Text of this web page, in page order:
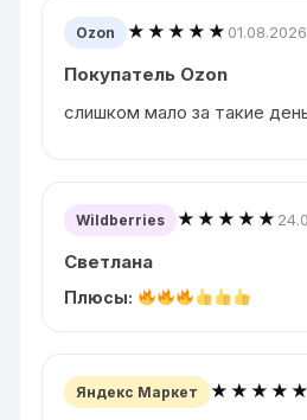
Ozon ★★★★★ 01.08.2026
Покупатель Ozon
слишком мало за такие
Wildberries ★★★★★
Светлана
Плюсы:
Яндекс Маркет